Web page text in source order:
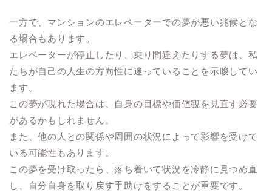
一方で、マンションのエレベーターでの夢が悪い兆候とな
る場合もあります。
エレベーターが停止したり、乗り間違えたりする夢は、私
たちが自己の人生の方向性に迷っていることを示唆してい
ます。
この夢が現れた場合は、自身の目標や価値観を見直す必要
があるかもしれません。
また、他の人との関係や周囲の状況によって影響を受けて
いる可能性もあります。
この夢を受け取ったら、落ち着いて状況を冷静に見つめ直
し、自分自身を取り戻す手助けをすることが重要です。